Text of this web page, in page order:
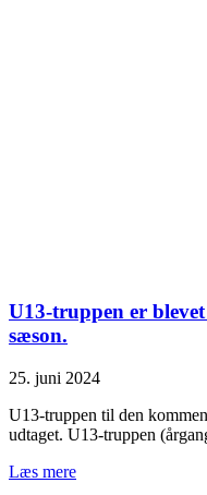
U13-truppen er
sæson.
25. juni 2024
U13-truppen til den
udtaget. U13-truppen
Læs mere